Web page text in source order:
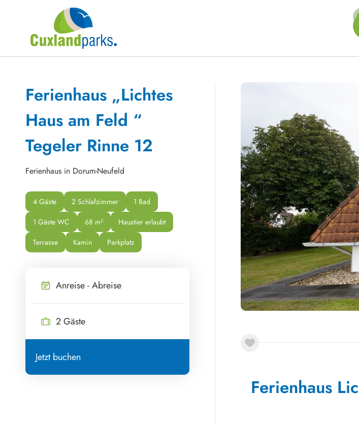
Ferienhaus „Lichtes
Haus am Feld “
Tegeler Rinne 12
Ferienhaus in Dorum-Neufeld
4 Gäste 2 Schlafzimmer
1 Bad
1 Gäste WC
68 m²
Haustier erlaubt
Terrasse
Kamin Parkplatz
Ferienhaus